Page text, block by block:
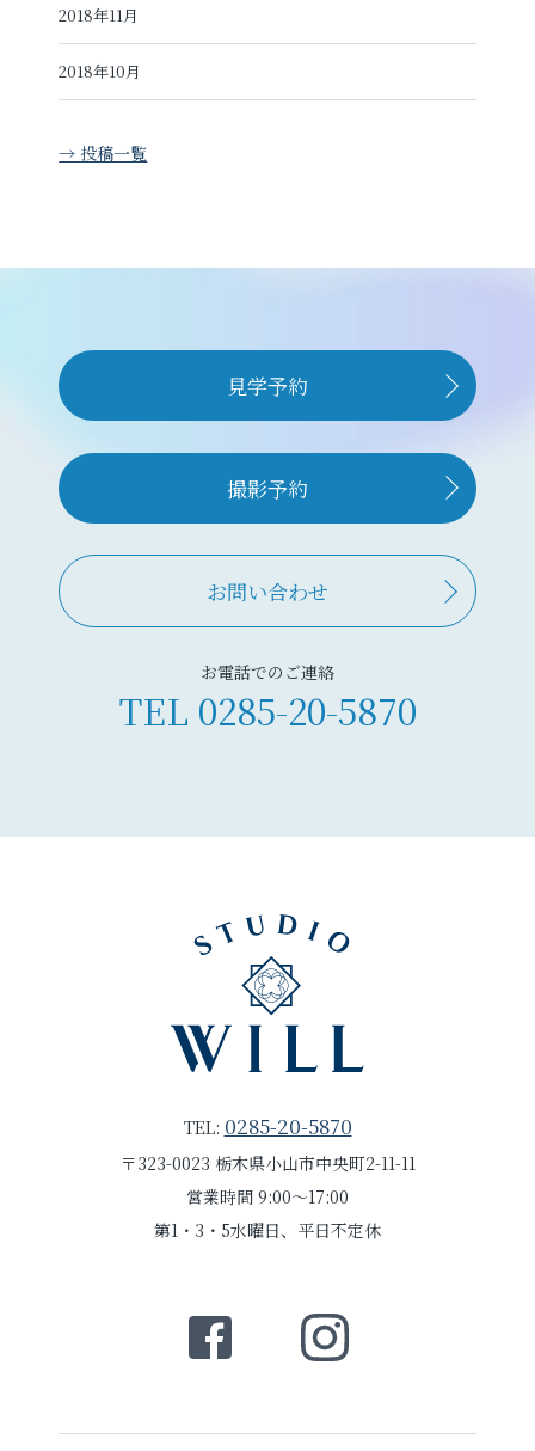
2018年11月
2018年10月
→ 投稿一覧
見学予約
撮影予約
お問い合わせ
お電話でのご連絡
TEL 0285-20-5870
TEL: 0285-20-5870
〒323-0023 栃木県小山市中央町2-11-11
営業時間 9:00～17:00
第1・3・5水曜日、平日不定休